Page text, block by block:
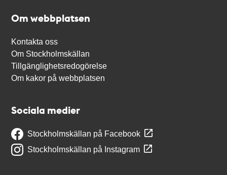
Om webbplatsen
Kontakta oss
Om Stockholmskällan
Tillgänglighetsredogörelse
Om kakor på webbplatsen
Sociala medier
Stockholmskällan på Facebook
Stockholmskällan på Instagram